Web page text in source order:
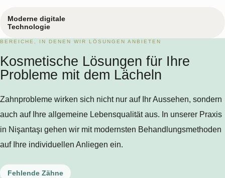
Moderne digitale
Technologie
BEREICHE, IN DENEN WIR LÖSUNGEN ANBIETEN
Kosmetische Lösungen für Ihre
Probleme mit dem Lächeln
Zahnprobleme wirken sich nicht nur auf Ihr Aussehen, sondern
auch auf Ihre allgemeine Lebensqualität aus. In unserer Praxis
in Nişantaşı gehen wir mit modernsten Behandlungsmethoden
auf Ihre individuellen Anliegen ein.
Fehlende Zähne